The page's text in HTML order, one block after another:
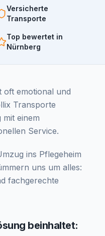
Versicherte
Transporte
Top bewertet in
Nürnberg
oft emotional und
Transporte
einem
Service.
ins Pflegeheim
uns um alles:
fachgerechte
beinhaltet: